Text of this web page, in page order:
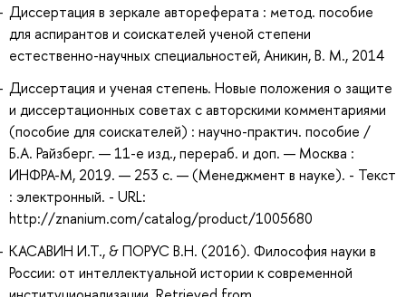
Диссертация в зеркале автореферата : метод. пособие
для аспирантов и соискателей ученой степени
естественно-научных специальностей, Аникин, В. М., 2014
Диссертация и ученая степень. Новые положения о защите
и диссертационных советах с авторскими комментариями
(пособие для соискателей) : научно-практич. пособие /
Б.А. Райзберг. — 11-е изд., перераб. и доп. — Москва :
ИНФРА-М, 2019. — 253 с. — (Менеджмент в науке). - Текст
: электронный. - URL:
http://znanium.com/catalog/product/1005680
КАСАВИН И.Т., & ПОРУС В.Н. (2016). Философия науки в
России: от интеллектуальной истории к современной